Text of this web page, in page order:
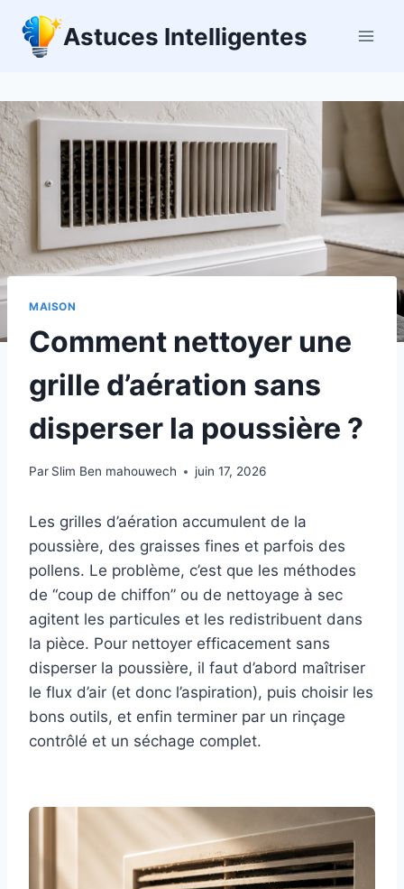
contenu
Astuces Intelligentes
MAISON
Comment nettoyer une
grille d’aération sans
disperser la poussière ?
Par Slim Ben mahouwech juin 17, 2026
Les grilles d’aération accumulent de la
poussière, des graisses fines et parfois des
pollens. Le problème, c’est que les méthodes
de “coup de chiffon” ou de nettoyage à sec
agitent les particules et les redistribuent dans
la pièce. Pour nettoyer efficacement sans
disperser la poussière, il faut d’abord maîtriser
le flux d’air (et donc l’aspiration), puis choisir les
bons outils, et enfin terminer par un rinçage
contrôlé et un séchage complet.